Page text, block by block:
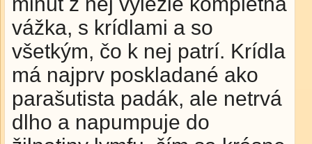
vážka, s krídlami a so
všetkým, čo k nej patrí. Krídla
má najprv poskladané ako
parašutista padák, ale netrvá
dlho a napumpuje do